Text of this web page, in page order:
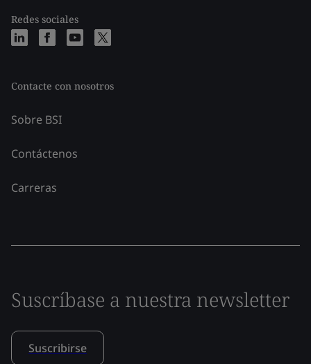
Redes sociales
Contacte con nosotros
Sobre BSI
Contáctenos
Carreras
Suscríbase a nuestra newsletter
Suscribirse